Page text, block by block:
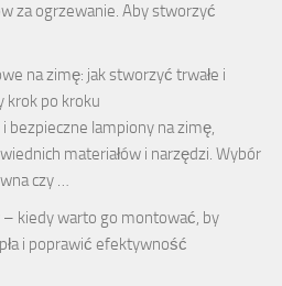
za ogrzewanie. Aby stworzyć
na zimę: jak stworzyć trwałe i
krok po kroku
bezpieczne lampiony na zimę,
materiałów i narzędzi. Wybór
czy …
– kiedy warto go montować, by
i poprawić efektywność